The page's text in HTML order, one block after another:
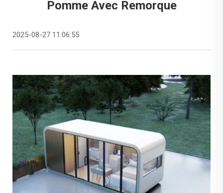
Pomme Avec Remorque
2025-08-27 11:06:55